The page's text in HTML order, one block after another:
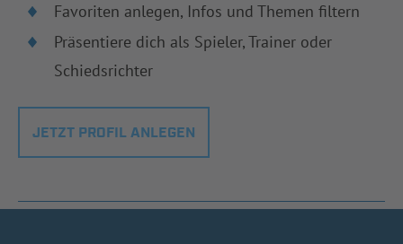
Favoriten anlegen, Infos und Themen filtern
Präsentiere dich als Spieler, Trainer oder
Schiedsrichter
JETZT PROFIL ANLEGEN